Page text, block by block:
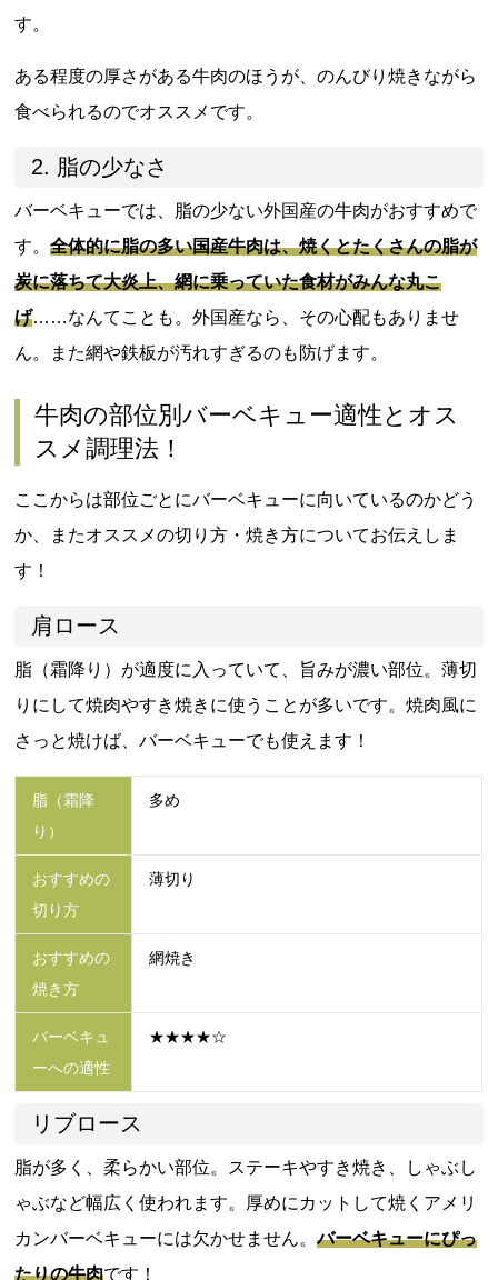
す。
ある程度の厚さがある牛肉のほうが、のんびり焼きながら
食べられるのでオススメです。
2. 脂の少なさ
バーベキューでは、脂の少ない外国産の牛肉がおすすめで
す。全体的に脂の多い国産牛肉は、焼くとたくさんの脂が
炭に落ちて大炎上、網に乗っていた食材がみんな丸こ
げ……なんてことも。外国産なら、その心配もありませ
ん。また網や鉄板が汚れすぎるのも防げます。
牛肉の部位別バーベキュー適性とオス
スメ調理法！
ここからは部位ごとにバーベキューに向いているのかどう
か、またオススメの切り方・焼き方についてお伝えしま
す！
肩ロース
脂（霜降り）が適度に入っていて、旨みが濃い部位。薄切
りにして焼肉やすき焼きに使うことが多いです。焼肉風に
さっと焼けば、バーベキューでも使えます！
脂（霜降
り）
多め
おすすめの
切り方
薄切り
おすすめの
焼き方
網焼き
バーベキュ
ーへの適性
★★★★☆
リブロース
脂が多く、柔らかい部位。ステーキやすき焼き、しゃぶし
ゃぶなど幅広く使われます。厚めにカットして焼くアメリ
カンバーベキューには欠かせません。バーベキューにぴっ
たりの牛肉です！